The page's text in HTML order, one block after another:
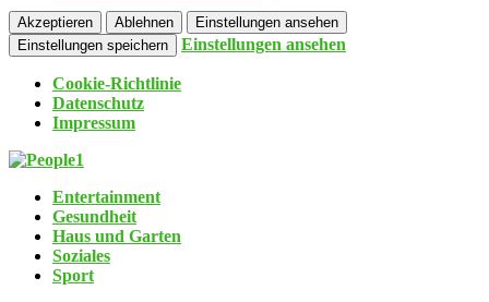
Akzeptieren Ablehnen
Einstellungen ansehen
Einstellungen speichern
Einstellungen ansehen
Cookie-Richtlinie
Datenschutz
Impressum
Entertainment
Gesundheit
Haus und Garten
Soziales
Sport